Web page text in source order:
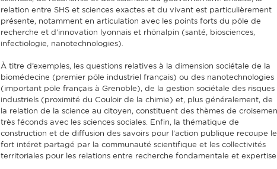
relation entre SHS et sciences exactes et du vivant est particulièrement
présente, notamment en articulation avec les points forts du pôle de
recherche et d’innovation lyonnais et rhônalpin (santé, biosciences,
infectiologie, nanotechnologies).
À titre d’exemples, les questions relatives à la dimension sociétale de la
biomédecine (premier pôle industriel français) ou des nanotechnologies
(important pôle français à Grenoble), de la gestion sociétale des risques
industriels (proximité du Couloir de la chimie) et, plus généralement, de
la relation de la science au citoyen, constituent des thèmes de
très féconds avec les sciences sociales. Enfin, la thématique de
construction et de diffusion des savoirs pour l’action publique recoupe le
fort intérêt partagé par la communauté scientifique et les collectivités
territoriales pour les relations entre recherche fondamentale et